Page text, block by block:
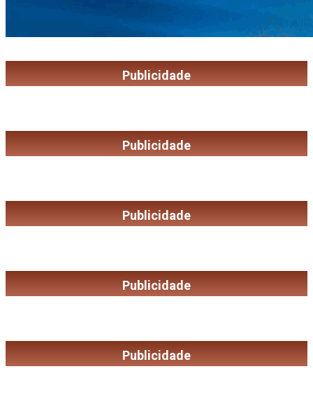
Publicidade
Publicidade
Publicidade
Publicidade
Publicidade